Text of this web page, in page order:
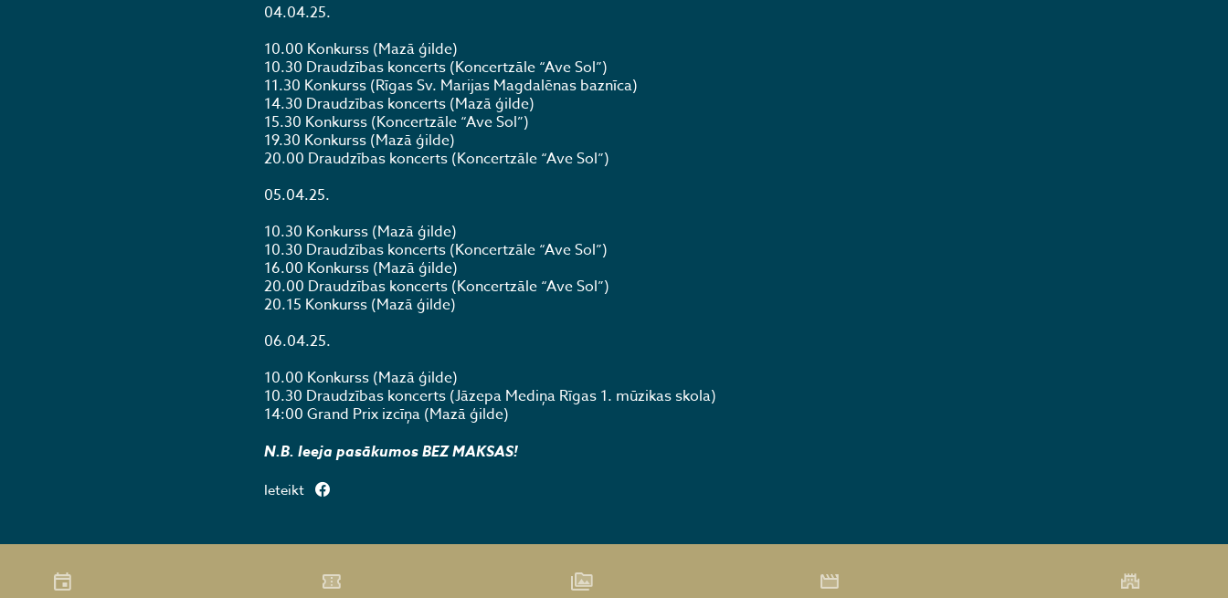
04.04.25.
10.00 Konkurss (Mazā ģilde)
10.30 Draudzības koncerts (Koncertzāle “Ave Sol”)
11.30 Konkurss (Rīgas Sv. Marijas Magdalēnas baznīca)
14.30 Draudzības koncerts (Mazā ģilde)
15.30 Konkurss (Koncertzāle “Ave Sol”)
19.30 Konkurss (Mazā ģilde)
20.00 Draudzības koncerts (Koncertzāle “Ave Sol”)
05.04.25.
10.30 Konkurss (Mazā ģilde)
10.30 Draudzības koncerts (Koncertzāle “Ave Sol”)
16.00 Konkurss (Mazā ģilde)
20.00 Draudzības koncerts (Koncertzāle “Ave Sol”)
20.15 Konkurss (Mazā ģilde)
06.04.25.
10.00 Konkurss (Mazā ģilde)
10.30 Draudzības koncerts (Jāzepa Mediņa Rīgas 1. mūzikas skola)
14:00 Grand Prix izcīņa (Mazā ģilde)
N.B. Ieeja pasākumos BEZ MAKSAS!
Ieteikt